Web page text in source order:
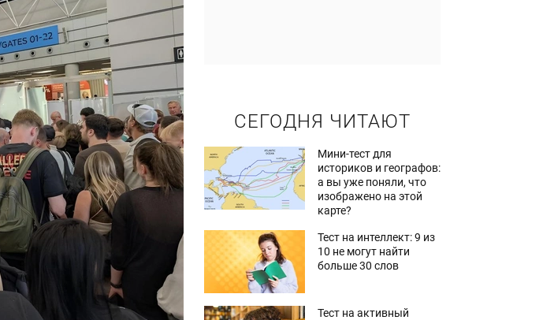
СЕГОДНЯ ЧИТАЮТ
Мини-тест для
историков и географов:
а вы уже поняли, что
изображено на этой
карте?
Тест на интеллект: 9 из
10 не могут найти
больше 30 слов
Тест на активный